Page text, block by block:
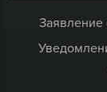
Заявление